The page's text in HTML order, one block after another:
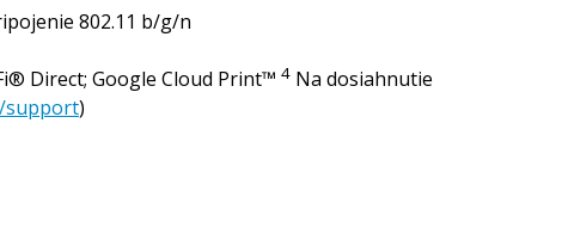
802.11 b/g/n
Direct; Google Cloud Print™ 4 Na dosiahnutie
support)